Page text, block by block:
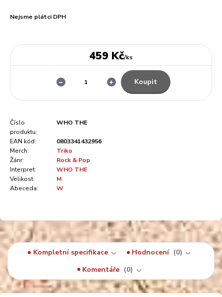
Nejsme plátci DPH
459 Kč/ks
Koupit
Číslo
produktu:
WHO THE
EAN kód:
0803341432956
Merch:
Triko
Žánr:
Rock & Pop
Interpret:
WHO THE
Velikost:
M
Abeceda:
W
Kompletní specifikace Hodnocení
0
Komentáře
0